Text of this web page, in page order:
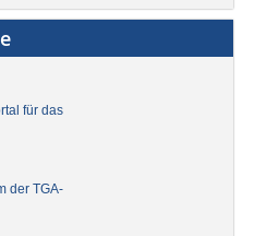
für das
der TGA-